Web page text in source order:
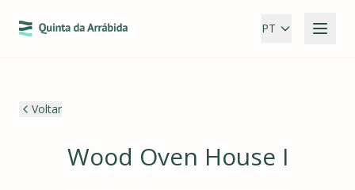
PT
Voltar
Wood Oven House I